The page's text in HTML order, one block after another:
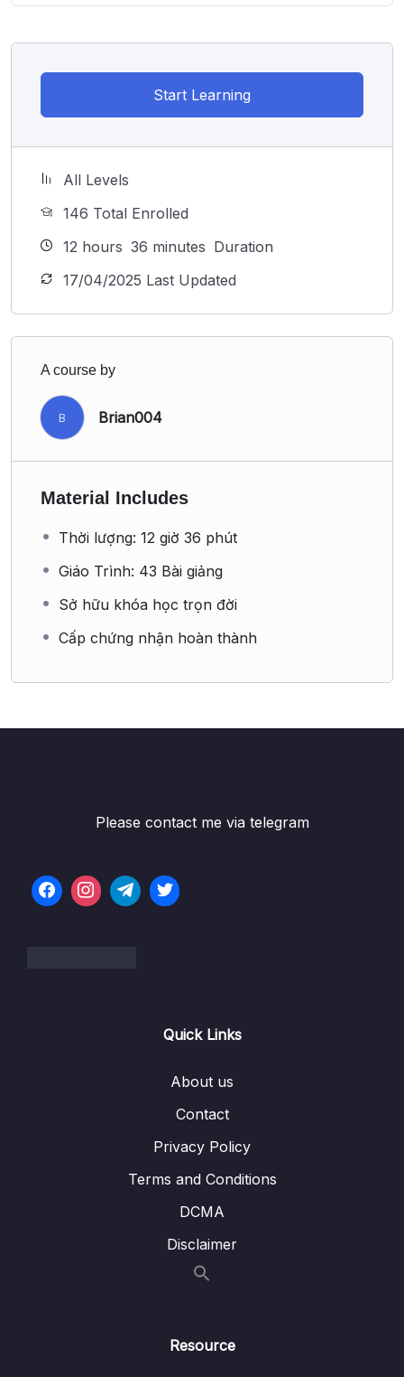
Start Learning
All Levels
146 Total Enrolled
12 hours 36 minutes Duration
17/04/2025 Last Updated
A course by
B Brian004
Material Includes
Thời lượng: 12 giờ 36 phút
Giáo Trình: 43 Bài giảng
Sở hữu khóa học trọn đời
Cấp chứng nhận hoàn thành
Please contact me via telegram
Quick Links
About us
Contact
Privacy Policy
Terms and Conditions
DCMA
Disclaimer
Resource